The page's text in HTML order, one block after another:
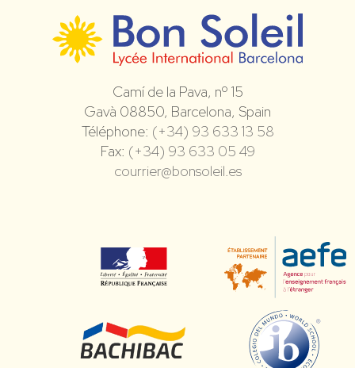
Camí de la Pava, nº 15
Gavà 08850, Barcelona, Spain
Téléphone: (+34) 93 633 13 58
Fax: (+34) 93 633 05 49
courrier@bonsoleil.es